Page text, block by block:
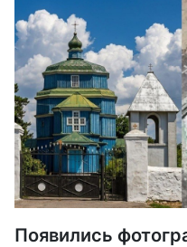
Появились